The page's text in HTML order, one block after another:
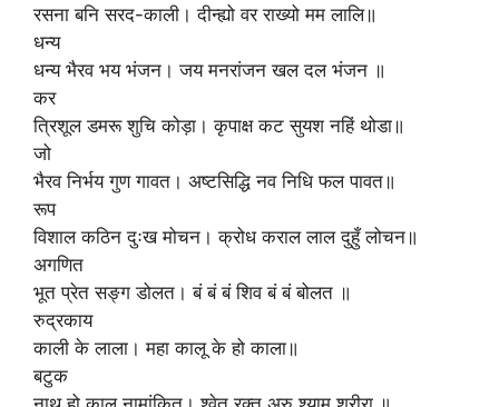
रसना बनि सरद-काली। दीन्ह्यो वर राख्यो मम लालि॥
धन्य
धन्य भैरव भय भंजन। जय मनरांजन खल दल भंजन ॥
कर
त्रिशूल डमरू शुचि कोड़ा। कृपाक्ष कट सुयश नहिं थोडा॥
जो
भैरव निर्भय गुण गावत। अष्टसिद्धि नव निधि फल पावत॥
रूप
विशाल कठिन दुःख मोचन। क्रोध कराल लाल दुहुँ लोचन॥
अगणित
भूत प्रेत सङ्ग डोलत। बं बं बं शिव बं बं बोलत ॥
रुद्रकाय
काली के लाला। महा कालू के हो काला॥
बटुक